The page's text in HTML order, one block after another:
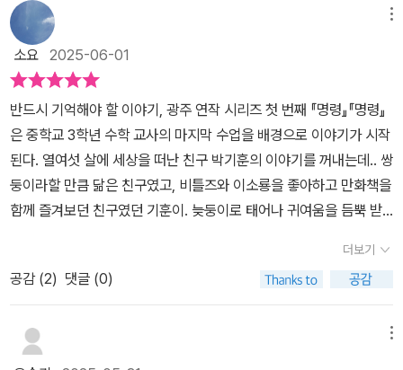
경의 소극적 임무 수행이 민주주의를 위기로부터 구했다. 「명령」은 2
011년 쓰여진 소설이지만 여전히 현재형의 질문이라는 점을 보여주
는 대목이다. 역사는 반복되지만 우리가 기억하는 한 잘못은 반복되
지 않을 것이다. 더욱더 이 시리즈가 필요한 이유다. 한손에 들어오는
작은 판형으로 만들었지만 5.18광주민주화운동에 대한 해설과 작가
의 충실한 후기가 부록으로 곁들여져 5월에 읽기 좋은 책이다.
소요 2025-06-01
반드시 기억해야 할 이야기, 광주 연작 시리즈 첫 번째 『명령』『명령』
은 중학교 3학년 수학 교사의 마지막 수업을 배경으로 이야기가 시작
된다. 열여섯 살에 세상을 떠난 친구 박기훈의 이야기를 꺼내는데.. 쌍
둥이라할 만큼 닮은 친구였고, 비틀즈와 이소룡을 좋아하고 만화책을
함께 즐겨보던 친구였던 기훈이. 늦둥이로 태어나 귀여움을 듬뿍 받
훈이는 여전히 열여섯 살의 나이에 머물러 있다. 1980년 5월 광주에
투입된 계엄군에 맞아 죽었는데.. 그 이유도 너무 허무하고, 황당하고
비극적이었음을 설명한다. 책방 앞에서 자전거에 올라타는 기훈이를
보던 군인이 연락병을 의심하며 머리뼈가 바스러질 만큼 세게 몽둥이
를 휘둘렀다. 하아. 아니 왜? ㅠㅠ 명령에 의한 행위라 자신은 아무 잘
더보기
공감 (2) 댓글 (0)